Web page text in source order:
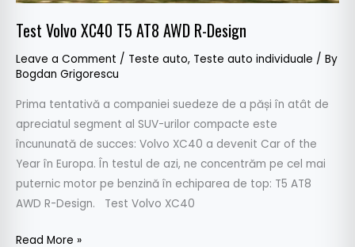
Test Volvo XC40 T5 AT8 AWD R-Design
Leave a Comment / Teste auto, Teste auto individuale / By
Bogdan Grigorescu
Prima tentativă a companiei suedeze de a păși în atât de
apreciatul segment al SUV-urilor compacte este
încununată de succes: Volvo XC40 a devenit Car of the
Year în Europa. În testul de azi, ne concentrăm pe cel mai
puternic motor pe benzină în echiparea de top: T5 AT8
AWD R-Design. Test Volvo XC40
Read More »